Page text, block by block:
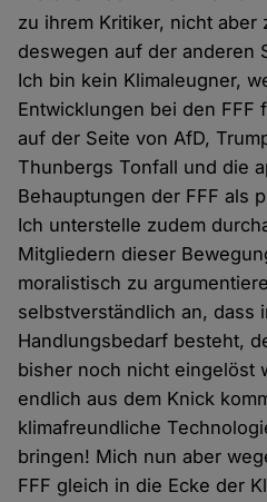
zu ihrem Kritiker, nicht aber
deswegen auf der anderen
Ich bin kein Klimaleugner,
Entwicklungen bei den FFF
auf der Seite von AfD,
Thunbergs Tonfall und die
Behauptungen der FFF als
Ich unterstelle zudem
Mitgliedern dieser
moralistisch zu
selbstverständlich an, dass
Handlungsbedarf besteht,
bisher noch nicht eingelöst
endlich aus dem Knick
klimafreundliche
bringen! Mich nun aber
FFF gleich in die Ecke der